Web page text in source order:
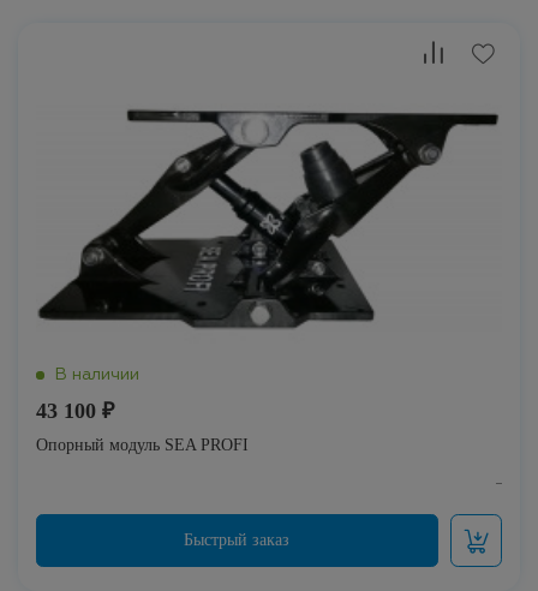
43 100 ₽
Опорный модуль SEA PROFI